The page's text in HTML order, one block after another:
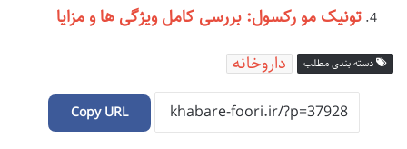
تونیک مو رکسول: بررسی کامل ویژگی ها و مزایا
دسته بندی مطلب داروخانه
Copy URL